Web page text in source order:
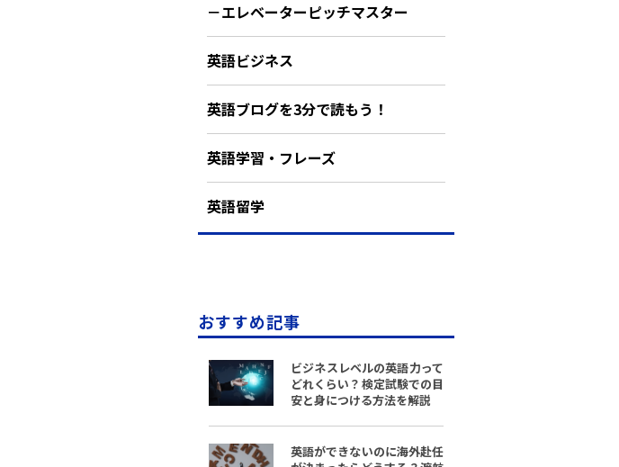
－エレベーターピッチマスター
英語ビジネス
英語ブログを3分で読もう！
英語学習・フレーズ
英語留学
おすすめ記事
ビジネスレベルの英語力って
どれくらい？検定試験での目
安と身につける方法を解説
英語ができないのに海外赴任